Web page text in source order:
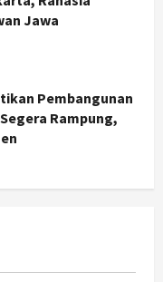
Jawa
Pembangunan
Rampung,
Capai 60
Gamelan Rp1,5
Rampungkan
2026, 3
Mandiri
Jadi
Ini Pesan Ali